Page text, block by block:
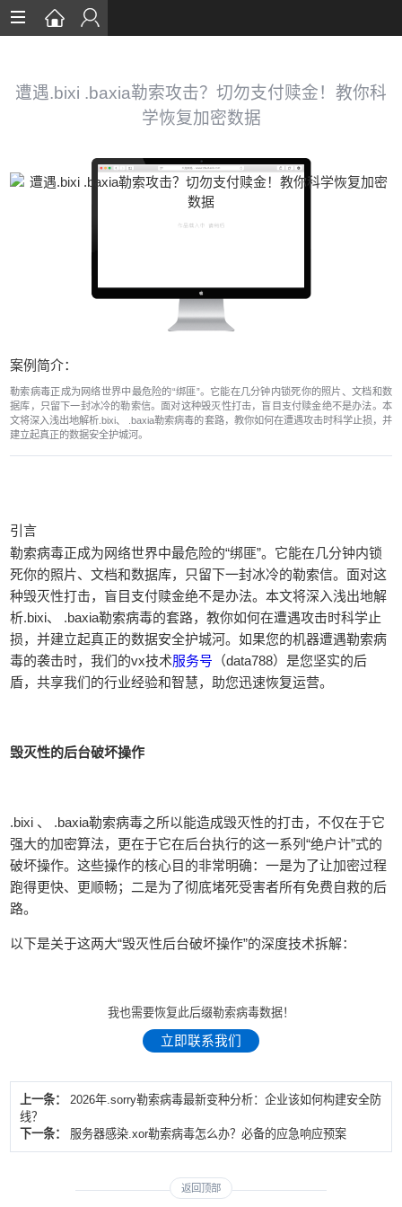
数据恢复
遭遇.bixi .baxia勒索攻击？切勿支付赎金！教你科
学恢复加密数据
案例简介：
勒索病毒正成为网络世界中最危险的“绑匪”。它能在几分钟内锁死你的照片、文档和数
据库，只留下一封冰冷的勒索信。面对这种毁灭性打击，盲目支付赎金绝不是办法。本
文将深入浅出地解析.bixi、 .baxia勒索病毒的套路，教你如何在遭遇攻击时科学止损，并
建立起真正的数据安全护城河。
引言
勒索病毒正成为网络世界中最危险的“绑匪”。它能在几分钟内锁
死你的照片、文档和数据库，只留下一封冰冷的勒索信。面对这
种毁灭性打击，盲目支付赎金绝不是办法。本文将深入浅出地解
析.bixi、 .baxia勒索病毒的套路，教你如何在遭遇攻击时科学止
损，并建立起真正的数据安全护城河。如果您的机器遭遇勒索病
毒的袭击时，我们的vx技术服务号 （data788）是您坚实的后
盾，共享我们的行业经验和智慧，助您迅速恢复运营。
毁灭性的后台破坏操作
.bixi 、 .baxia勒索病毒之所以能造成毁灭性的打击，不仅在于它
强大的加密算法，更在于它在后台执行的这一系列“绝户计”式的
破坏操作。这些操作的核心目的非常明确：一是为了让加密过程
跑得更快、更顺畅；二是为了彻底堵死受害者所有免费自救的后
路。
以下是关于这两大“毁灭性后台破坏操作”的深度技术拆解：
我也需要恢复此后缀勒索病毒数据！
立即联系我们
上一条：
2026年.sorry勒索病毒最新变种分析：企业该如何构建安全防
线？
下一条：
服务器感染.xor勒索病毒怎么办？必备的应急响应预案
返回顶部